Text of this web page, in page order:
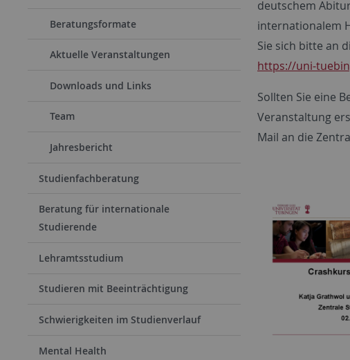
Beratungsformate
Aktuelle Veranstaltungen
Downloads und Links
Team
Jahresbericht
Studienfachberatung
Beratung für internationale
Studierende
Lehramtsstudium
Studieren mit Beeinträchtigung
Schwierigkeiten im Studienverlauf
Mental Health
deutschem
internationalem
Sie sich bitte an
https://uni-
Sollten Sie eine
Veranstaltung
Mail an die